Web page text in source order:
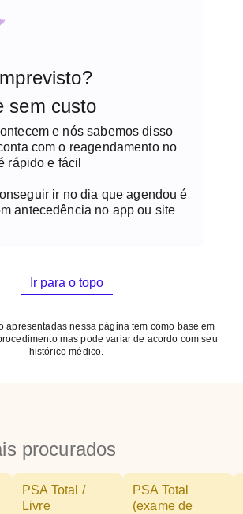
sem custo
e nós sabemos disso
com o reagendamento no
rápido e fácil
ir no dia que agendou é
antecedência no app ou site
Ir para o topo
apresentadas nessa página tem como base em
mas pode variar de acordo com seu
histórico médico.
procurados
PSA Total /
Livre
PSA Total
(exame de